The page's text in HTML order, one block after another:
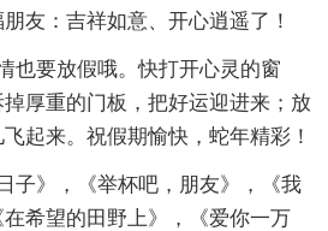
友：吉祥如意、开心逍遥了！
也要放假哦。快打开心灵的窗
厚重的门板，把好运迎进来；放
起来。祝假期愉快，蛇年精彩！
子》，《举杯吧，朋友》，《我
希望的田野上》，《爱你一万